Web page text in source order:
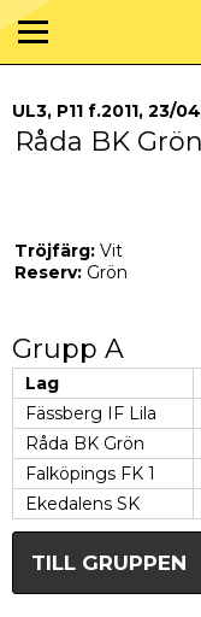
UL3, P11 f.2011, 23/
Råda BK Grön
Tröjfärg: Vit
Reserv: Grön
Grupp A
Lag
Fässberg IF Lila
Råda BK Grön
Falköpings FK 1
Ekedalens SK
TILL GRUPPEN